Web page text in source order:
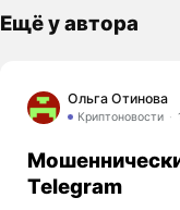
Ещё у автора
Ольга Отинова
Криптоновости
Telegram